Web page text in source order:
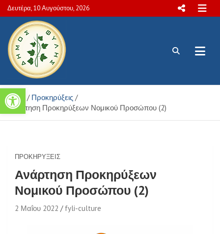
Ανοίξτε τη γραμμή εργαλείων
Skip
to
content
Δευτέρα, 10 Αυγούστου, 2026
Πολιτιστικές και Aθλητικές
δραστηριότητες Δήμου Φυλής
Home
Προκηρύξεις
Ανάρτηση Προκηρύξεων Νομικού Προσώπου (2)
ΠΡΟΚΗΡΎΞΕΙΣ
Ανάρτηση Προκηρύξεων
Νομικού Προσώπου (2)
2 Μαΐου 2022 fyli-culture